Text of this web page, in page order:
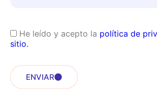
He leído y acepto la política de
sitio.
ENVIAR